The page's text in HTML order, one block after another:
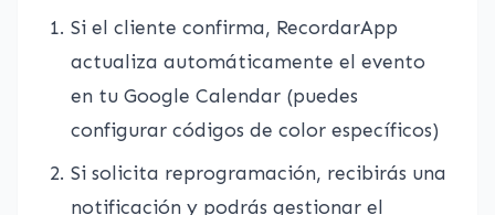
Si el cliente confirma, RecordarApp
actualiza automáticamente el evento
en tu Google Calendar (puedes
configurar códigos de color específicos)
Si solicita reprogramación, recibirás una
notificación y podrás gestionar el